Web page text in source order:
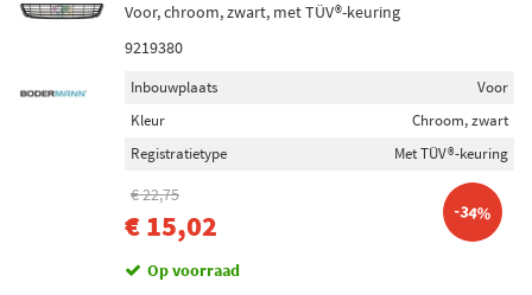
Voor, chroom, zwart, met TÜV®-keuring
9219380
Inbouwplaats
Voor
Kleur
Chroom, zwart
Registratietype
Met TÜV®-keuring
€ 22,75
€ 15,02 -34%
Op voorraad